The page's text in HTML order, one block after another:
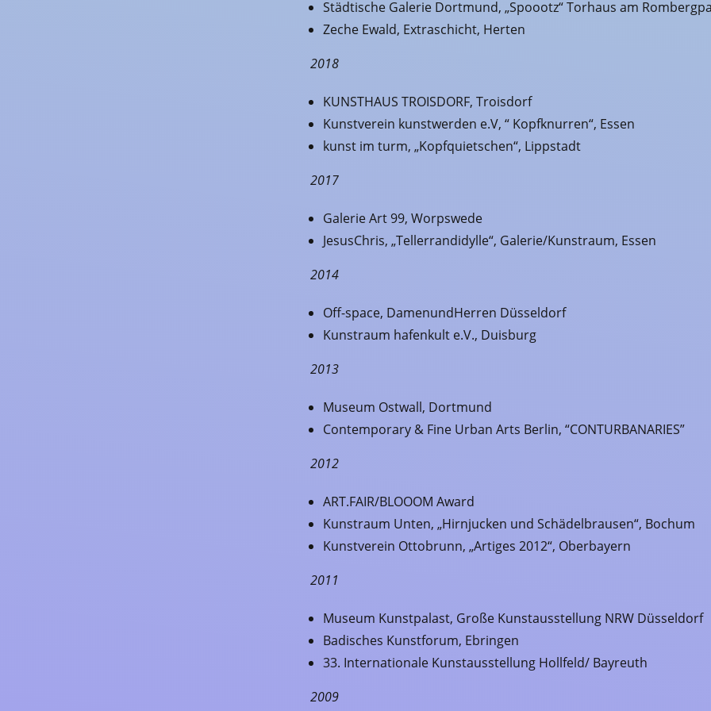
Städtische Galerie Dortmund, „Spoootz“ Torhaus am
Zeche Ewald, Extraschicht, Herten
2018
KUNSTHAUS TROISDORF, Troisdorf
Kunstverein kunstwerden e.V, “ Kopfknurren“, Essen
kunst im turm, „Kopfquietschen“, Lippstadt
2017
Galerie Art 99, Worpswede
JesusChris, „Tellerrandidylle“, Galerie/Kunstraum, Essen
2014
Off-space, DamenundHerren Düsseldorf
Kunstraum hafenkult e.V., Duisburg
2013
Museum Ostwall, Dortmund
Contemporary & Fine Urban Arts Berlin, “CONTURBANARIES”
2012
ART.FAIR/BLOOOM Award
Kunstraum Unten, „Hirnjucken und Schädelbrausen“, Bochum
Kunstverein Ottobrunn, „Artiges 2012“, Oberbayern
2011
Museum Kunstpalast, Große Kunstausstellung NRW Düsseldorf
Badisches Kunstforum, Ebringen
33. Internationale Kunstausstellung Hollfeld/ Bayreuth
2009